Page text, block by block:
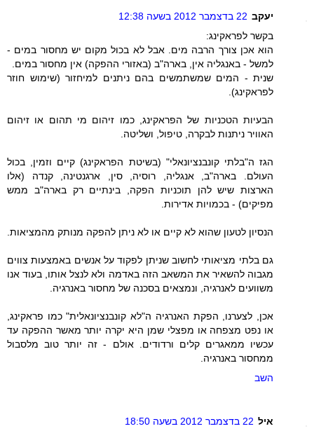
יעקב 22 בדצמבר 2012 בשעה 12:38
בקשר לפראקינג:
הוא אכן צורך הרבה מים. אבל לא בכול מקום יש מחסור במים -
למשל - באנגליה אין, בארה"ב (באזורי ההפקה) אין מחסור במים.
שנית - המים שמשתמשים בהם ניתנים למיחזור (שימוש חוזר
לפראקינג).
הבעיות הטכניות של הפראקינג, כמו זיהום מי תהום או זיהום
האוויר ניתנות לבקרה, טיפול, ושליטה.
הגז ה"בלתי קונבנציונאלי" (בשיטת הפראקינג) קיים וזמין, בכול
העולם. בארה"ב, אנגליה, רוסיה, סין, ארגנטינה, קנדה (אלו
הארצות שיש להן תוכניות הפקה, בינתיים רק בארה"ב ממש
מפיקים) - בכמויות אדירות.
הנסיון לטעון שהוא לא קיים או לא ניתן להפקה מנותק מהמציאות.
גם בלתי מציאותי לחשוב שניתן לפקוד על אנשים באמצעות צווים
מגבוה להשאיר את המשאב הזה באדמה ולא לנצל אותו, בעוד אנו
משוועים לאנרגיה, ונמצאים בסכנה של מחסור באנרגיה.
אכן, לצערנו, הפקת האנרגיה ה"לא קונבנציונאלית" כמו פראקינג,
או נפט מצפחה או מפצלי שמן היא יקרה יותר מאשר ההפקה עד
עכשיו ממאגרים קלים ורדודים. אולם - זה יותר טוב מלסבול
ממחסור באנרגיה.
השב
איל 22 בדצמבר 2012 בשעה 18:50